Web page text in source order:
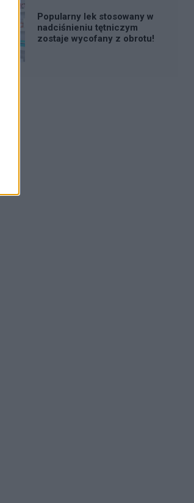
Popularny lek stosowany w
nadciśnieniu tętniczym
zostaje wycofany z obrotu!